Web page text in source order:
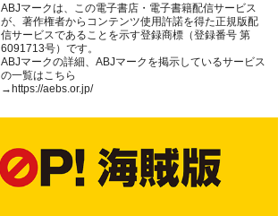
ABJマークは、この電子書店・電子書籍配信サービス
が、著作権者からコンテンツ使用許諾を得た正規版配
信サービスであることを示す登録商標（登録番号 第
6091713号）です。
ABJマークの詳細、ABJマークを掲示しているサービス
の一覧はこちら
→https://aebs.or.jp/